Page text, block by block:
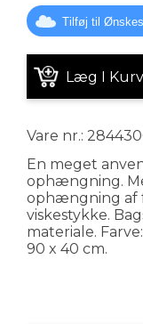
Tilføj til
Læg I
Vare nr.:
En meget
ophængning.
ophængning af
viskestykke.
materiale.
90 x 40 cm.